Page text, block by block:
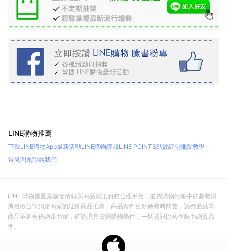
LINE購物推薦
下載LINE購物App最新活動LINE購物護照LINE POINTS點數紅包賺點教學
常見問題聯絡我們
LINE 購物是匯集購物情報與商品資訊的整合性平台，並依購物情報中的趨勢與
風格做合作網路商家的延伸商品推薦，商品資料更新會有時間差，請務必點擊
商品至各合作網路商家，確認現售價與購物條件，一切資訊以合作廠商網頁為
準。